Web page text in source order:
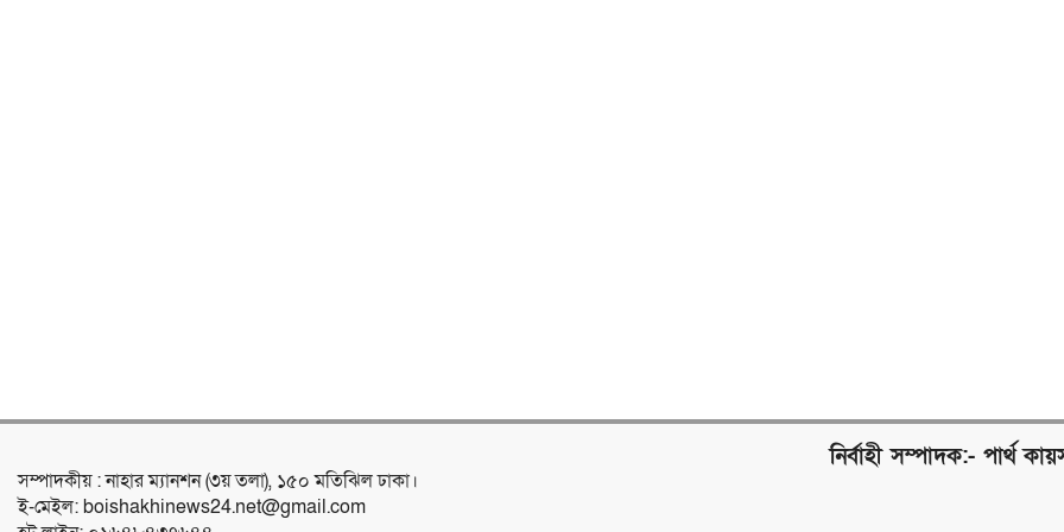
নির্বাহী সম্পাদক:- পার্থ
সম্পাদকীয় : নাহার ম্যানশন (৩য় তলা), ১৫০ মতিঝিল ঢাকা।
ই-মেইল: boishakhinews24.net@gmail.com